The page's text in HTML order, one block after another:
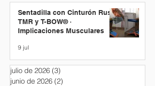
Sentadilla con Cinturón Ruso
TMR y T-BOW® ·
Implicaciones Musculares
9 jul
julio de 2026 (3)
junio de 2026 (2)